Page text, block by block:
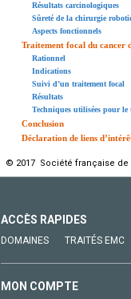
Résultats carcinologiques
Sûreté de la chirurgie
Aspects fonctionnels
Traitement focal du cancer
Rationnel
Indications
Suivi d’un traitement focal
Résultats
Techniques utilisées pour
Conclusion
Déclaration de liens
© 2017 Société française de
ACCÈS RAPIDES
DOMAINES TRAITÉS EMC
MON COMPTE